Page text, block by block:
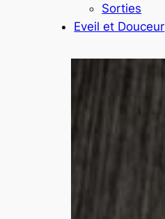
Sorties
Eveil et Douceur